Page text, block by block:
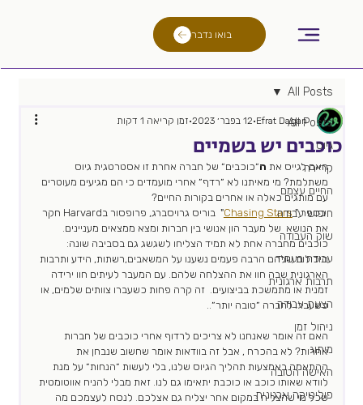
בואו נדבר
All Posts
גיוס
קריירה
החיים עצמם
חיפוש עבודה
שוק העבודה
עבודה בעתיד
תרבות ארגונית
הצעת עבודה
ניהול זמן
מיתוג
האישה הטובה
פוליטיקה ארגונית
All Posts
כוכבים יש בשמיים
Efrat Dagan 12 בפבר׳ 2023 זמן קריאה 1 דקות
האם לגייס את ה״כוכבים״ של חברה אחרת זו אסטרטגית גיוס
משתלמת? מי מאיתנו לא ״רדף״ אחרי מועמדים כי הם מגיעים מעוטרים
עם מותגים כאלה או אחרים בקורות החיים?
בספר "
Chasing Stars
"  בוריס גרויסברג, פרופסור בHarvard חקר
את הנושא  של מעבר הון אנושי בין חברות ומצא ממצאים מעניינים.
כוכבים מחברה אחת לא תמיד הצליחו לשגשג גם בסביבה שונה:
היכולות שלהם הרבה פעמים נשענו על המשאבים,רשתות, הידע ותרבות
הארגונית שבה חוו את ההצלחה שלהם. עם המעבר לעיתים חוו ירידה
זמנית או מתמשכת בביצועים.  זה קרה פחות כשעברו צוותים שלמים, או
כשעברו לחברה ״טובה יותר״..
האם זה אומר שאנחנו לא צריכים לרדוף אחרי כוכבים של חברות
אחרות? לא בהכרח , אבל זה בוודאות אומר שחשוב שנבחן את
ההתאמה באמצעות תהליך הגיוס שלנו, בלי לעשות ״הנחות״ על מנת
לוודא שאותו כוכב או כוכבת יתאימו גם לנו. זאת מבלי להניח אווטומטית
שכל מי שהצליח במקום אחר יצליח גם אצלכם. לנסח לעצמכם מה